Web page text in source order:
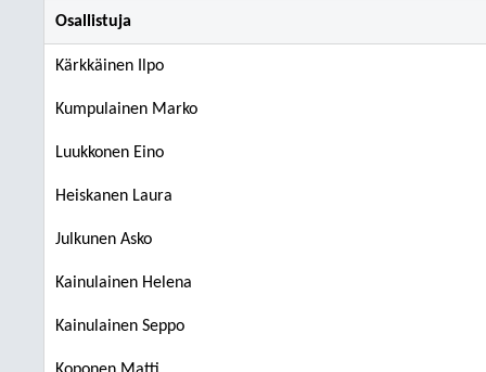
Osallistuja
Kärkkäinen Ilpo
Kumpulainen Marko
Luukkonen Eino
Heiskanen Laura
Julkunen Asko
Kainulainen Helena
Kainulainen Seppo